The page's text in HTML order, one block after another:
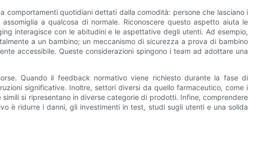
comportamenti quotidiani dettati dalla comodità: persone che lasciano i
a qualcosa di normale. Riconoscere questo aspetto aiuta le
interagisce con le abitudini e le aspettative degli utenti. Ad esempio,
a un bambino; ​​un meccanismo di sicurezza a prova di bambino
accessibile. Queste considerazioni spingono i team ad adottare una
Quando il feedback normativo viene richiesto durante la fase di
significative. Inoltre, settori diversi da quello farmaceutico, come i
si ripresentano in diverse categorie di prodotti. Infine, comprendere
è ridurre i danni, gli investimenti in test, studi sugli utenti e una solida